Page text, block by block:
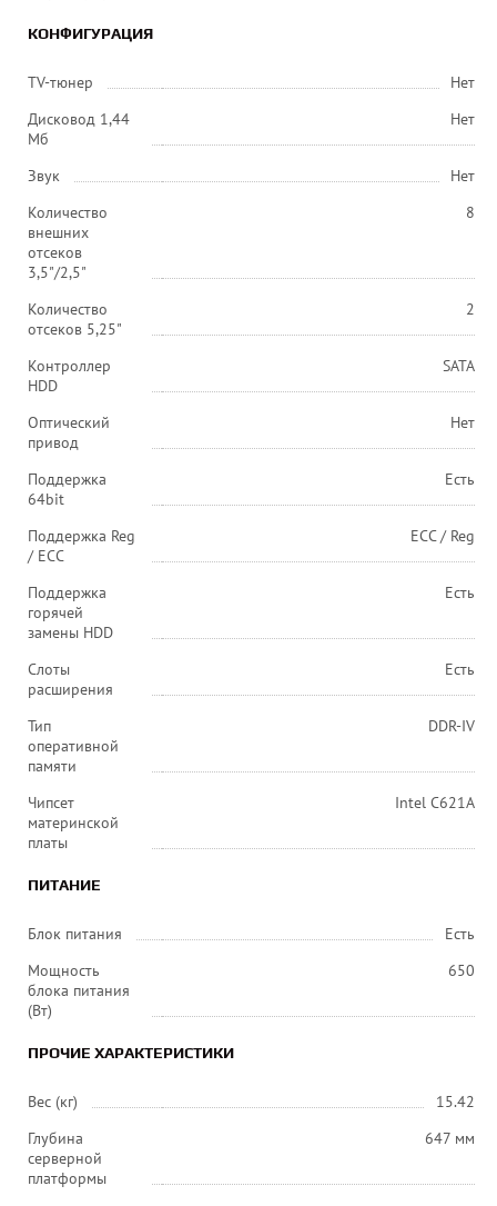
КОНФИГУРАЦИЯ
TV-тюнер
Нет
Дисковод 1,44
Мб
Нет
Звук
Нет
Количество
внешних
отсеков
3,5"/2,5"
8
Количество
отсеков 5,25"
2
Контроллер
HDD
SATA
Оптический
привод
Нет
Поддержка
64bit
Есть
Поддержка Reg
/ ECC
ECC / Reg
Поддержка
горячей
замены HDD
Есть
Слоты
расширения
Есть
Тип
оперативной
памяти
DDR-IV
Чипсет
материнской
платы
Intel C621A
ПИТАНИЕ
Блок питания
Есть
Мощность
блока питания
(Вт)
650
ПРОЧИЕ ХАРАКТЕРИСТИКИ
Вес (кг)
15.42
Глубина
серверной
платформы
647 мм